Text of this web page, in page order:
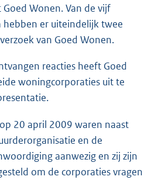
Wonen. Van de vijf
er uiteindelijk twee
van Goed Wonen.
reacties heeft Goed
woningcorporaties uit te
20 april 2009 waren naast
en de
aanwezig en zij zijn
om de corporaties vragen